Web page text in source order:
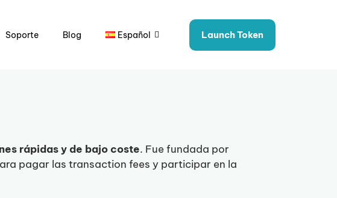
Soporte Blog Español Launch Token
rápidas y de bajo coste. Fue fundada por
pagar las transaction fees y participar en la